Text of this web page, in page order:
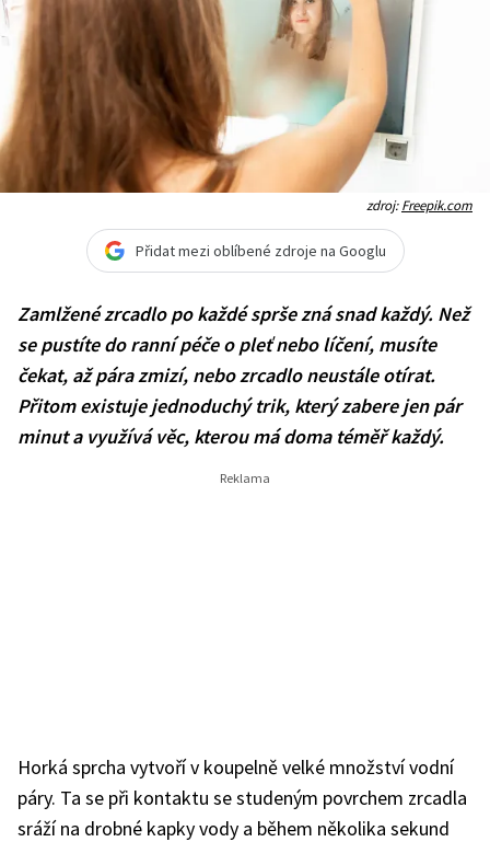
zdroj:Freepik.com
Přidat mezi oblíbené zdroje na Googlu
Zamlžené zrcadlo po každé sprše zná snad každý. Než
se pustíte do ranní péče o pleť nebo líčení, musíte
čekat, až pára zmizí, nebo zrcadlo neustále otírat.
Přitom existuje jednoduchý trik, který zabere jen pár
minut a využívá věc, kterou má doma téměř každý.
Horká sprcha vytvoří v koupelně velké množství vodní
páry. Ta se při kontaktu se studeným povrchem zrcadla
sráží na drobné kapky vody a během několika sekund